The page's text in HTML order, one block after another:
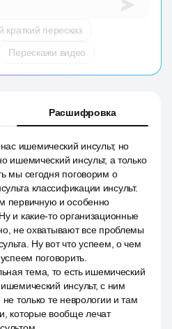
краткий пересказ
Перескажи видео
Расшифровка
ишемический инсульт, но
ишемический инсульт, а только
мы сегодня поговорим о
классификации инсульт.
первичную и особенно
и какие-то организационные
не охватывают все проблемы
Ну вот что успеем, о чем
поговорить.
тема, то есть ишемический
инсульт, с ним
только те неврологии и там
которые вообще лечат